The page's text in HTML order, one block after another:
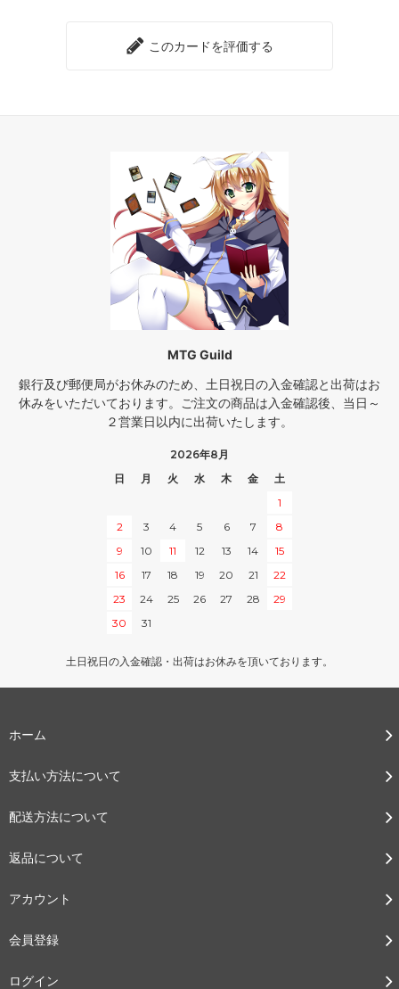
このカードを評価する
MTG Guild
銀行及び郵便局がお休みのため、土日祝日の入金確認と出荷はお
休みをいただいております。ご注文の商品は入金確認後、当日～
２営業日以内に出荷いたします。
2026年8月
日
月 火 水 木 金
土
1
2
3 4 5 6 7
8
9
10 11 12 13 14
15
16
17 18 19 20 21
22
23
24 25 26 27 28
29
30
31
土日祝日の入金確認・出荷はお休みを頂いております。
ホーム
支払い方法について
配送方法について
返品について
アカウント
会員登録
ログイン